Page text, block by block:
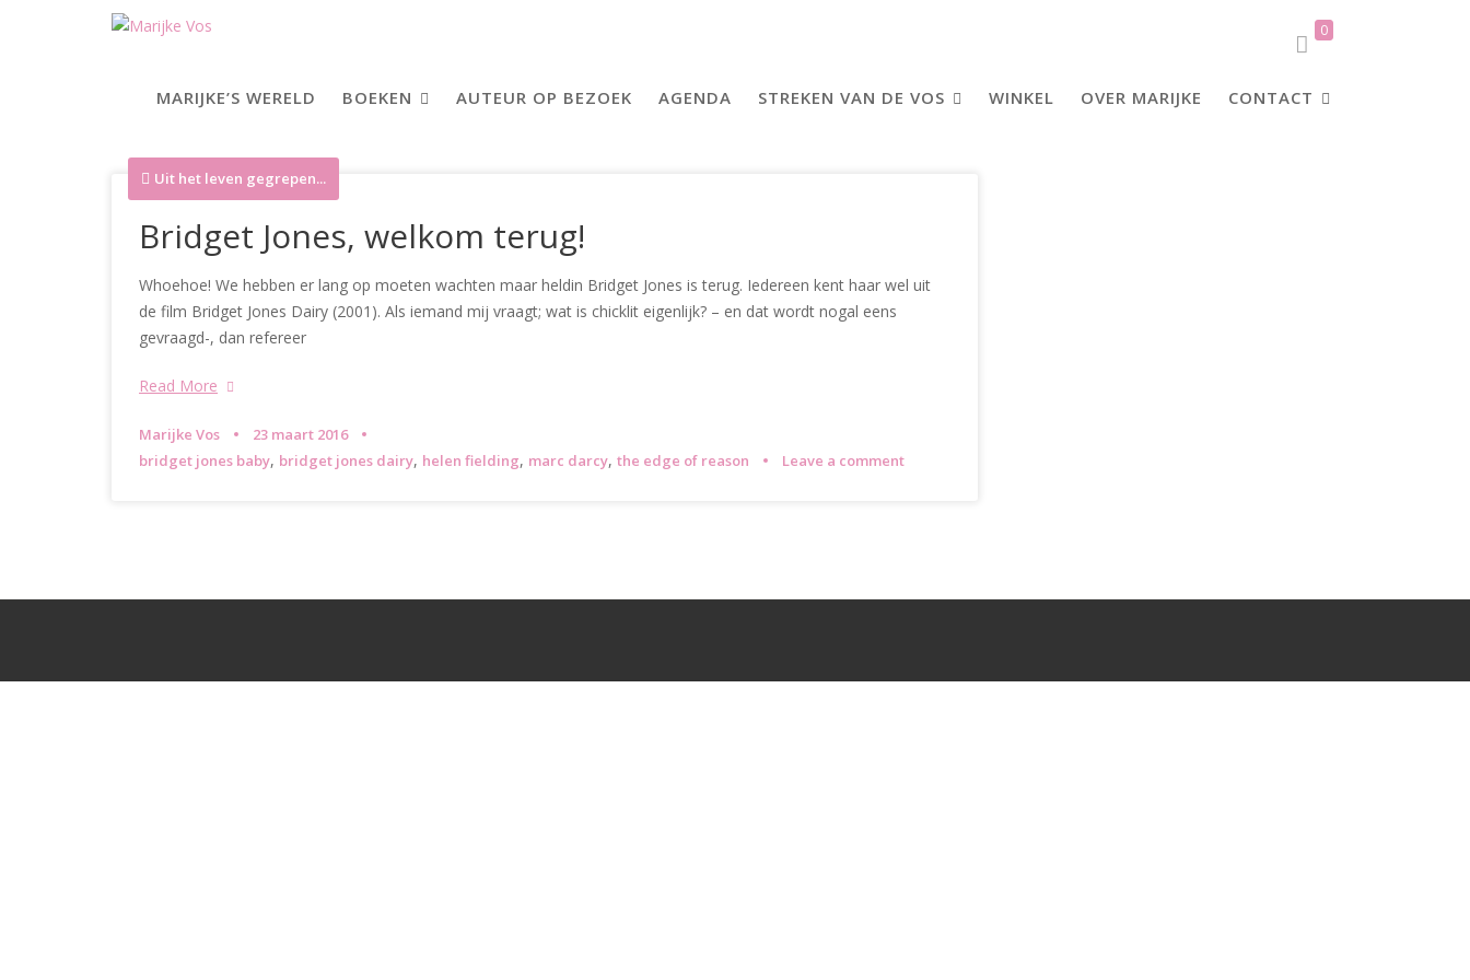
0
MARIJKE’S WERELD BOEKEN AUTEUR OP BEZOEK AGENDA STREKEN VAN DE VOS WINKEL OVER MARIJKE CONTACT
Uit het leven gegrepen...
Bridget Jones, welkom terug!
Whoehoe! We hebben er lang op moeten wachten maar heldin Bridget Jones is terug. Iedereen kent haar wel uit
de film Bridget Jones Dairy (2001). Als iemand mij vraagt; wat is chicklit eigenlijk? – en dat wordt nogal eens
gevraagd-, dan refereer
Read More
Marijke Vos
23 maart 2016
bridget jones baby, bridget jones dairy, helen fielding, marc darcy, the edge of reason Leave a comment